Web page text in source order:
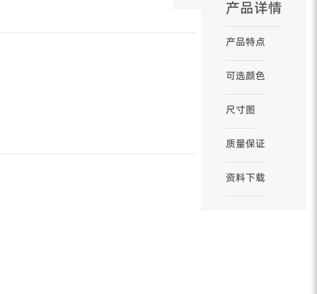
产品详情
产品特点
可选颜色
尺寸图
质量保证
资料下载